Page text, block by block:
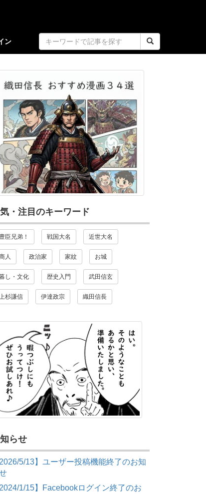
ン
・注目のキーワード
豊臣兄弟！ 戦国大名 近世大名
人 政治家 家紋 お城
し・文化 歴史入門 武田信玄
上杉謙信 伊達政宗 織田信長
らせ
2026/5/13】ユーザー投稿機能終了のお知
2024/1/15】Facebookログイン終了のお